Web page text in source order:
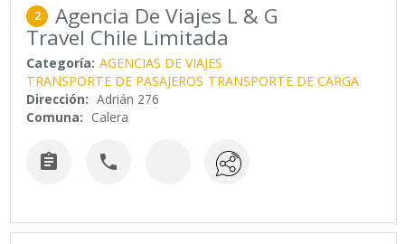
2 Agencia De Viajes L & G
Travel Chile Limitada
Categoría: AGENCIAS DE VIAJES
TRANSPORTE DE PASAJEROS TRANSPORTE DE CARGA
Dirección: Adrián 276
Comuna: Calera
 